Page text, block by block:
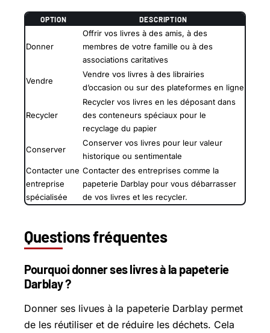
OPTION DESCRIPTION
Donner
Offrir vos livres à des amis, à des
membres de votre famille ou à des
associations caritatives
Vendre
Vendre vos livres à des librairies
d’occasion ou sur des plateformes en ligne
Recycler
Recycler vos livres en les déposant dans
des conteneurs spéciaux pour le
recyclage du papier
Conserver
Conserver vos livres pour leur valeur
historique ou sentimentale
Contacter une
entreprise
spécialisée
Contacter des entreprises comme la
papeterie Darblay pour vous débarrasser
de vos livres et les recycler.
Questions fréquentes
Pourquoi donner ses livres à la papeterie
Darblay ?
Donner ses livues à la papeterie Darblay permet
de les réutiliser et de réduire les déchets. Cela